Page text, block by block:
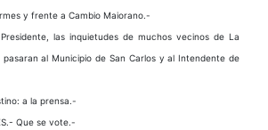
y frente a Cambio Maiorano.-
las inquietudes de muchos vecinos de La
pasaran al Municipio de San Carlos y al Intendente de
a la prensa.-
Que se vote.-